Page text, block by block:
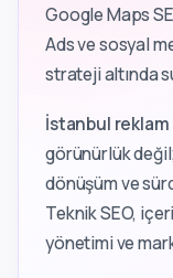
Google Maps
Ads ve sosyal
strateji altında
İstanbul reklam
görünürlük
dönüşüm ve
Teknik SEO,
yönetimi ve